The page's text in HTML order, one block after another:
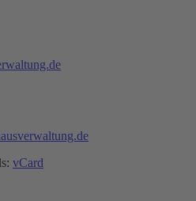
vCard